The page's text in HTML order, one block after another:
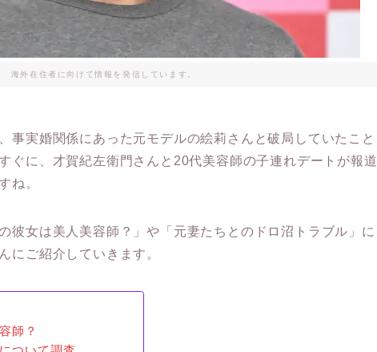
海外在住者に向けて情報を発信しています。
事実婚関係にあった元モデルの絵莉さんと破局していたこと
ぐに、才賀紀左衛門さんと20代美容師の子連れデートが報道
ね。
彼女は美人美容師？」や「元妻たちとのドロ沼トラブル」に
にご紹介していきます。
師？